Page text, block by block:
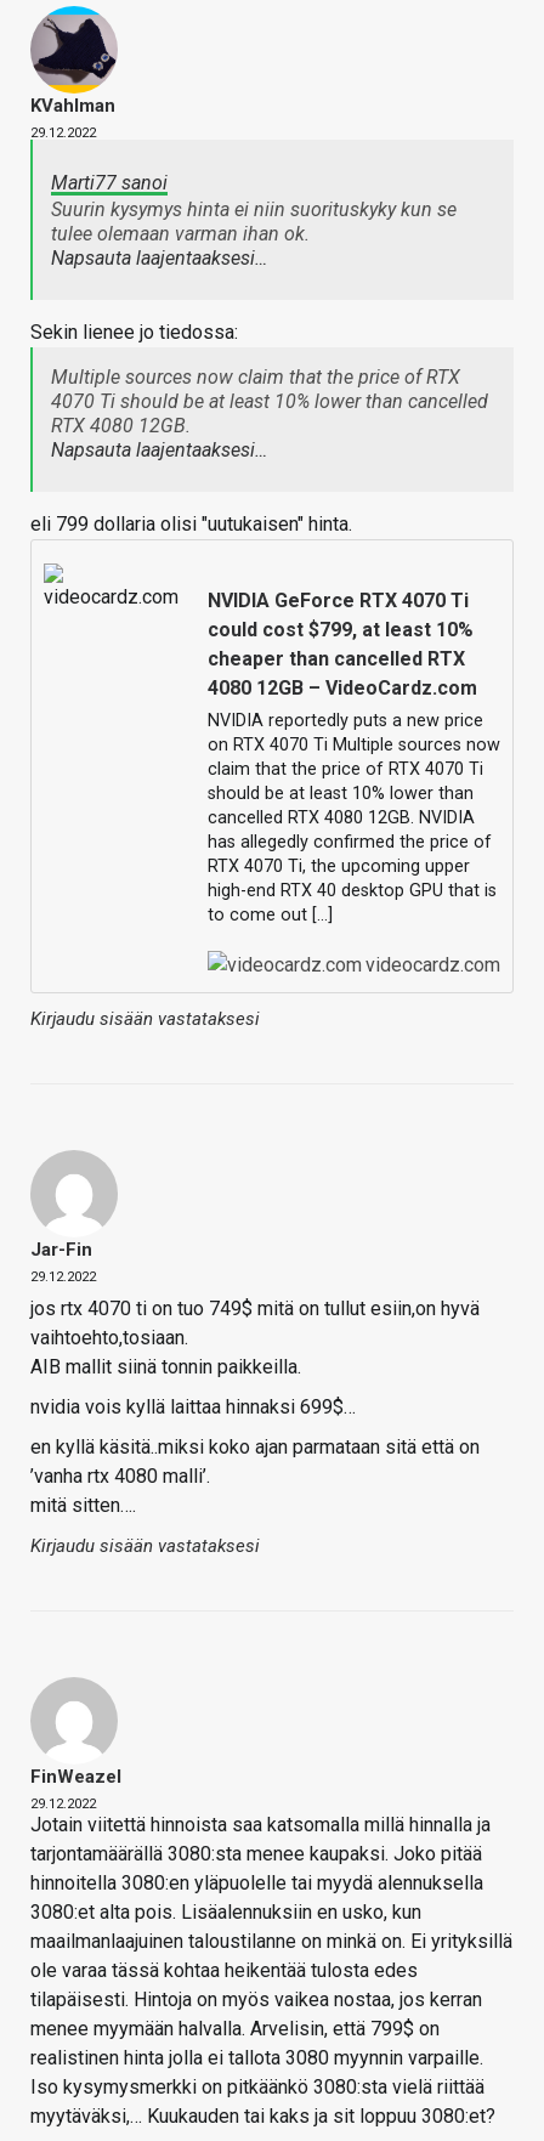
KVahlman
29.12.2022
Marti77 sanoi
Suurin kysymys hinta ei niin suorituskyky kun se
tulee olemaan varman ihan ok.
Napsauta laajentaaksesi…
Sekin lienee jo tiedossa:
Multiple sources now claim that the price of RTX
4070 Ti should be at least 10% lower than cancelled
RTX 4080 12GB.
Napsauta laajentaaksesi…
eli 799 dollaria olisi "uutukaisen" hinta.
NVIDIA GeForce RTX 4070 Ti
could cost $799, at least 10%
cheaper than cancelled RTX
4080 12GB – VideoCardz.com
NVIDIA reportedly puts a new price
on RTX 4070 Ti Multiple sources now
claim that the price of RTX 4070 Ti
should be at least 10% lower than
cancelled RTX 4080 12GB. NVIDIA
has allegedly confirmed the price of
RTX 4070 Ti, the upcoming upper
high-end RTX 40 desktop GPU that is
to come out […]
videocardz.com
Kirjaudu sisään vastataksesi
Jar-Fin
29.12.2022
jos rtx 4070 ti on tuo 749$ mitä on tullut esiin,on hyvä
vaihtoehto,tosiaan.
AIB mallit siinä tonnin paikkeilla.
nvidia vois kyllä laittaa hinnaksi 699$…
en kyllä käsitä..miksi koko ajan parmataan sitä että on
’vanha rtx 4080 malli’.
mitä sitten….
Kirjaudu sisään vastataksesi
FinWeazel
29.12.2022
Jotain viitettä hinnoista saa katsomalla millä hinnalla ja
tarjontamäärällä 3080:sta menee kaupaksi. Joko pitää
hinnoitella 3080:en yläpuolelle tai myydä alennuksella
3080:et alta pois. Lisäalennuksiin en usko, kun
maailmanlaajuinen taloustilanne on minkä on. Ei yrityksillä
ole varaa tässä kohtaa heikentää tulosta edes
tilapäisesti. Hintoja on myös vaikea nostaa, jos kerran
menee myymään halvalla. Arvelisin, että 799$ on
realistinen hinta jolla ei tallota 3080 myynnin varpaille.
Iso kysymysmerkki on pitkäänkö 3080:sta vielä riittää
myytäväksi,… Kuukauden tai kaks ja sit loppuu 3080:et?